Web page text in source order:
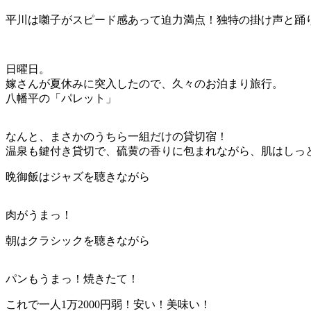
平川は囃子がスピード感あって迫力満点！独特の掛け声と踊
日曜日。
嫁さんが夏休みに突入したので、久々のお泊まり旅行。
八幡平の「パレット」
なんと、まさかのうちら一組だけの貸切宿！
温泉も鍵付き貸切で、硫黄の香りに包まれながら、肌はしっ
晩御飯はジャズを聴きながら
肉がうまっ！
朝はクラシックを聴きながら
パンもうまっ！焼きたて！
これで一人1万2000円弱！安い！美味い！